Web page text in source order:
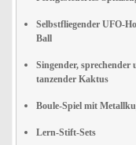
Selbstfliegender UFO-
Ball
Singender, sprechender
tanzender Kaktus
Boule-Spiel mit
Lern-Stift-Sets